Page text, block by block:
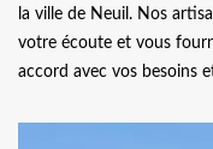
la ville de Neuil. Nos
votre écoute et vous
accord avec vos besoins